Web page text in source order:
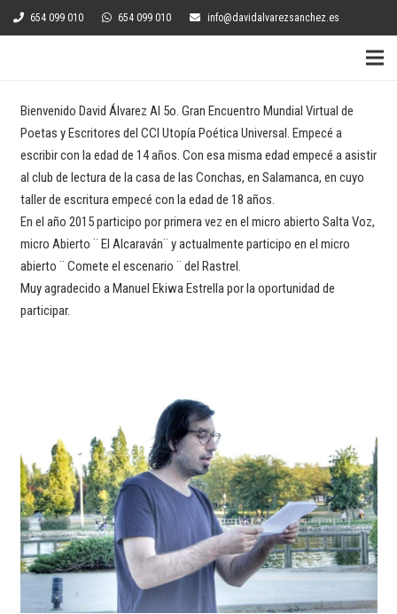
654 099 010 654 099 010 info@davidalvarezsanchez.es
Bienvenido David Álvarez Al 5o. Gran Encuentro Mundial Virtual de
Poetas y Escritores del CCI Utopía Poética Universal. Empecé a
escribir con la edad de 14 años. Con esa misma edad empecé a asistir
al club de lectura de la casa de las Conchas, en Salamanca, en cuyo
taller de escritura empecé con la edad de 18 años.
En el año 2015 participo por primera vez en el micro abierto Salta Voz,
micro Abierto ¨ El Alcaraván¨ y actualmente participo en el micro
abierto ¨ Comete el escenario ¨ del Rastrel.
Muy agradecido a Manuel Ekiwa Estrella por la oportunidad de
participar.